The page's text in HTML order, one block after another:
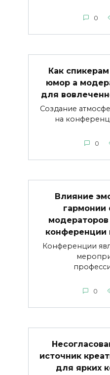
0
Как
юмор а
для
Создание
на
0
Влияние
гармонии
конференции
Конференции
0
источник
для ярких